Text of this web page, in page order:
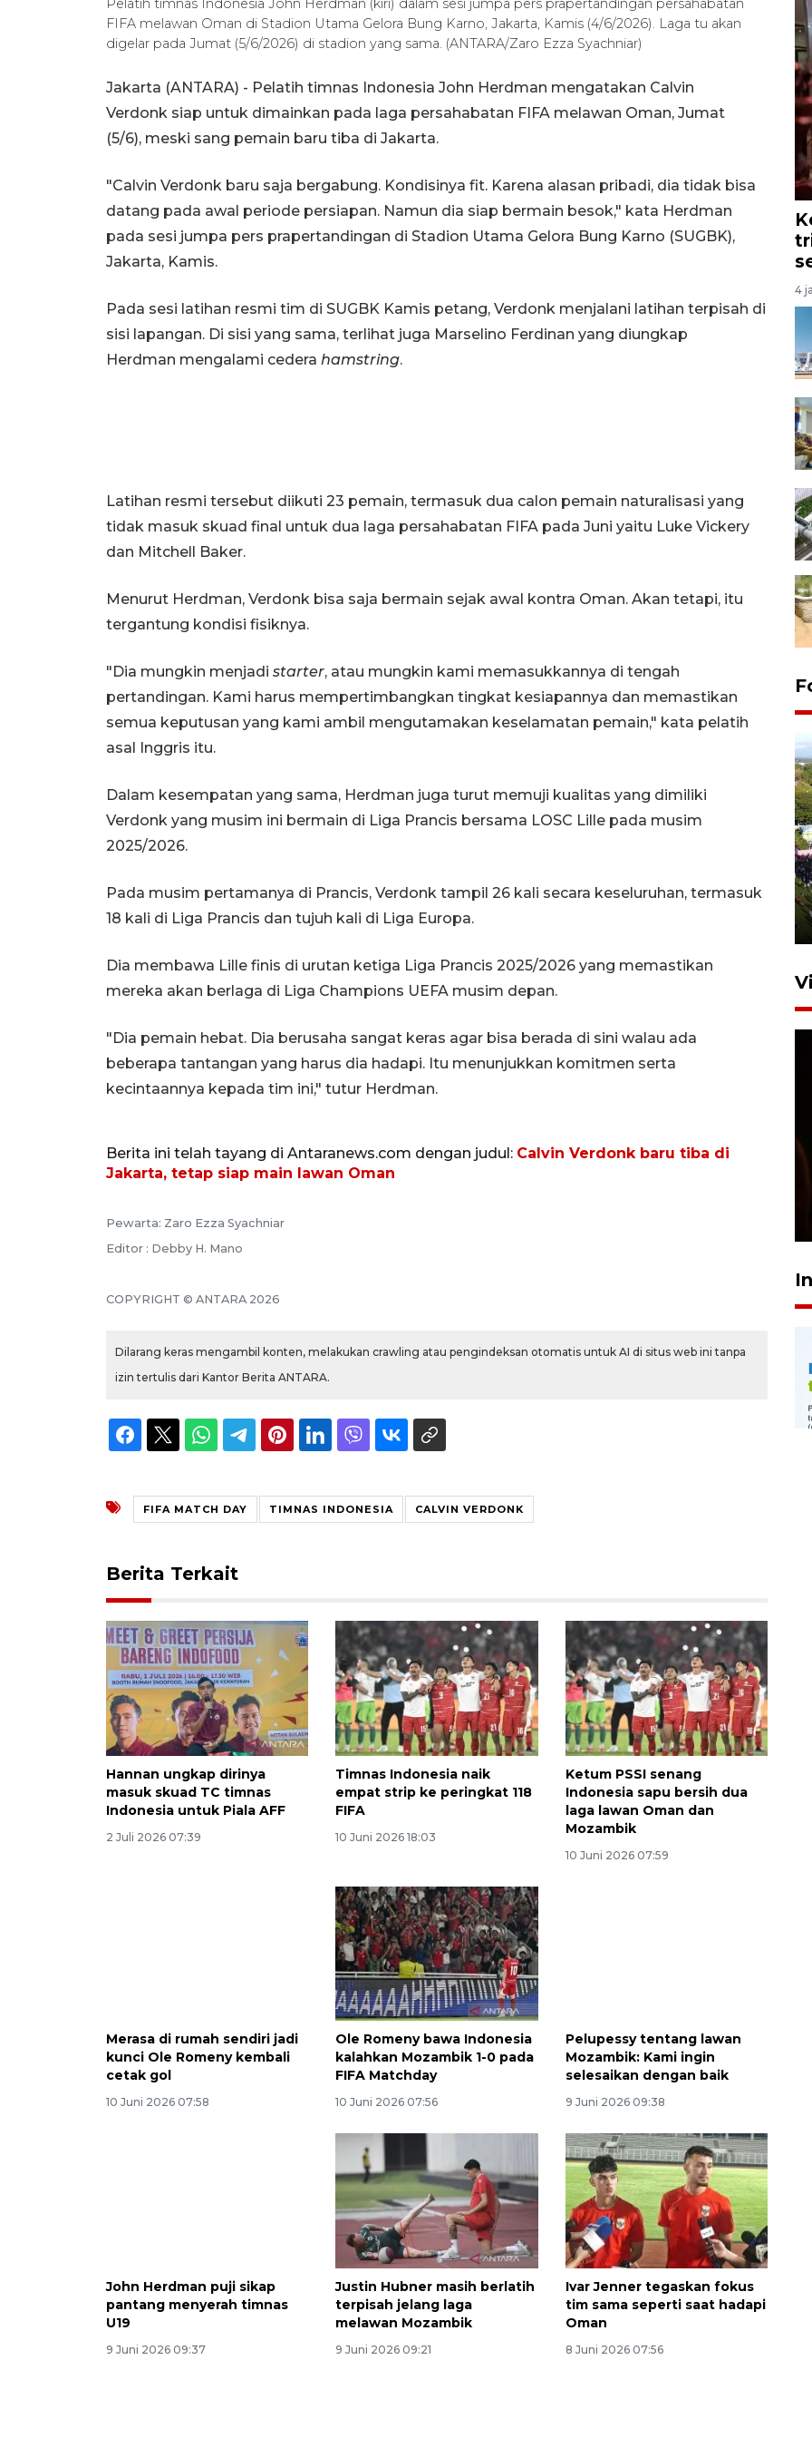
Pelatih timnas Indonesia John Herdman (kiri) dalam sesi jumpa pers prapertandingan persahabatan
FIFA melawan Oman di Stadion Utama Gelora Bung Karno, Jakarta, Kamis (4/6/2026). Laga tu akan
digelar pada Jumat (5/6/2026) di stadion yang sama. (ANTARA/Zaro Ezza Syachniar)
Jakarta (ANTARA) - Pelatih timnas Indonesia John Herdman mengatakan Calvin
Verdonk siap untuk dimainkan pada laga persahabatan FIFA melawan Oman, Jumat
(5/6), meski sang pemain baru tiba di Jakarta.
"Calvin Verdonk baru saja bergabung. Kondisinya fit. Karena alasan pribadi, dia tidak bisa
datang pada awal periode persiapan. Namun dia siap bermain besok," kata Herdman
pada sesi jumpa pers prapertandingan di Stadion Utama Gelora Bung Karno (SUGBK),
Jakarta, Kamis.
Pada sesi latihan resmi tim di SUGBK Kamis petang, Verdonk menjalani latihan terpisah di
sisi lapangan. Di sisi yang sama, terlihat juga Marselino Ferdinan yang diungkap
Herdman mengalami cedera hamstring.
Latihan resmi tersebut diikuti 23 pemain, termasuk dua calon pemain naturalisasi yang
tidak masuk skuad final untuk dua laga persahabatan FIFA pada Juni yaitu Luke Vickery
dan Mitchell Baker.
Menurut Herdman, Verdonk bisa saja bermain sejak awal kontra Oman. Akan tetapi, itu
tergantung kondisi fisiknya.
"Dia mungkin menjadi starter, atau mungkin kami memasukkannya di tengah
pertandingan. Kami harus mempertimbangkan tingkat kesiapannya dan memastikan
semua keputusan yang kami ambil mengutamakan keselamatan pemain," kata pelatih
asal Inggris itu.
Dalam kesempatan yang sama, Herdman juga turut memuji kualitas yang dimiliki
Verdonk yang musim ini bermain di Liga Prancis bersama LOSC Lille pada musim
2025/2026.
Pada musim pertamanya di Prancis, Verdonk tampil 26 kali secara keseluruhan, termasuk
18 kali di Liga Prancis dan tujuh kali di Liga Europa.
Dia membawa Lille finis di urutan ketiga Liga Prancis 2025/2026 yang memastikan
mereka akan berlaga di Liga Champions UEFA musim depan.
"Dia pemain hebat. Dia berusaha sangat keras agar bisa berada di sini walau ada
beberapa tantangan yang harus dia hadapi. Itu menunjukkan komitmen serta
kecintaannya kepada tim ini," tutur Herdman.
Berita ini telah tayang di Antaranews.com dengan judul: Calvin Verdonk baru tiba di
Jakarta, tetap siap main lawan Oman
Pewarta: Zaro Ezza Syachniar
Editor : Debby H. Mano
COPYRIGHT © ANTARA 2026
Dilarang keras mengambil konten, melakukan crawling atau pengindeksan otomatis untuk AI di situs web ini tanpa
izin tertulis dari Kantor Berita ANTARA.
FIFA MATCH DAY TIMNAS INDONESIA CALVIN VERDONK
Berita Terkait
Hannan ungkap dirinya
masuk skuad TC timnas
Indonesia untuk Piala AFF
2 Juli 2026 07:39
Timnas Indonesia naik
empat strip ke peringkat 118
FIFA
10 Juni 2026 18:03
Ketum PSSI senang
Indonesia sapu bersih dua
laga lawan Oman dan
Mozambik
10 Juni 2026 07:59
Merasa di rumah sendiri jadi
kunci Ole Romeny kembali
cetak gol
10 Juni 2026 07:58
Ole Romeny bawa Indonesia
kalahkan Mozambik 1-0 pada
FIFA Matchday
10 Juni 2026 07:56
Pelupessy tentang lawan
Mozambik: Kami ingin
selesaikan dengan baik
9 Juni 2026 09:38
John Herdman puji sikap
pantang menyerah timnas
U19
9 Juni 2026 09:37
Justin Hubner masih berlatih
terpisah jelang laga
melawan Mozambik
9 Juni 2026 09:21
Ivar Jenner tegaskan fokus
tim sama seperti saat hadapi
Oman
8 Juni 2026 07:56
4
GORONTALO
SPPG di Gorontalo jaga
Memberantas kejahatan
jalanan Jakarta
2026-08-05 18:00:00